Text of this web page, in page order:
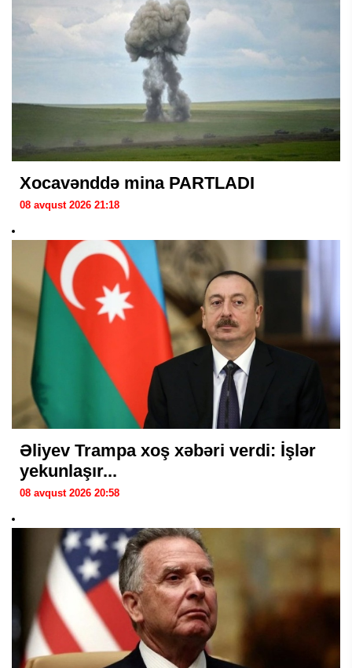
Xocavənddə mina PARTLADI
08 avqust 2026 21:18
Əliyev Trampa xoş xəbəri verdi: İşlər
yekunlaşır...
08 avqust 2026 20:58